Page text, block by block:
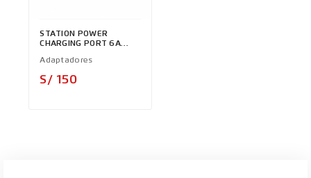
STATION POWER
CHARGING PORT 6A
Adaptadores
S/ 150